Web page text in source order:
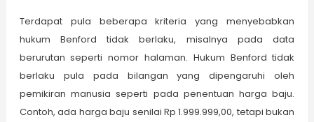
Terdapat pula beberapa kriteria yang menyebabkan
hukum Benford tidak berlaku, misalnya pada data
berurutan seperti nomor halaman. Hukum Benford tidak
berlaku pula pada bilangan yang dipengaruhi oleh
pemikiran manusia seperti pada penentuan harga baju.
Contoh, ada harga baju senilai Rp 1.999.999,00, tetapi bukan